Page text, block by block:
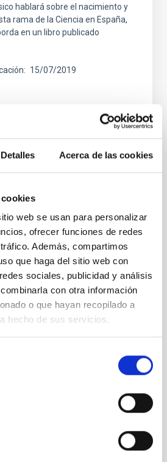
Detalles Acerca de las cookies
web se usan para personalizar
ofrecer funciones de redes
Además, compartimos
que haga del sitio web con
sociales, publicidad y análisis
con otra información
o que hayan recopilado a
hecho de sus servicios.
hablará sobre el nacimiento y
rama de la Ciencia en España,
en un libro publicado
15/07/2019
Medios de comunicación